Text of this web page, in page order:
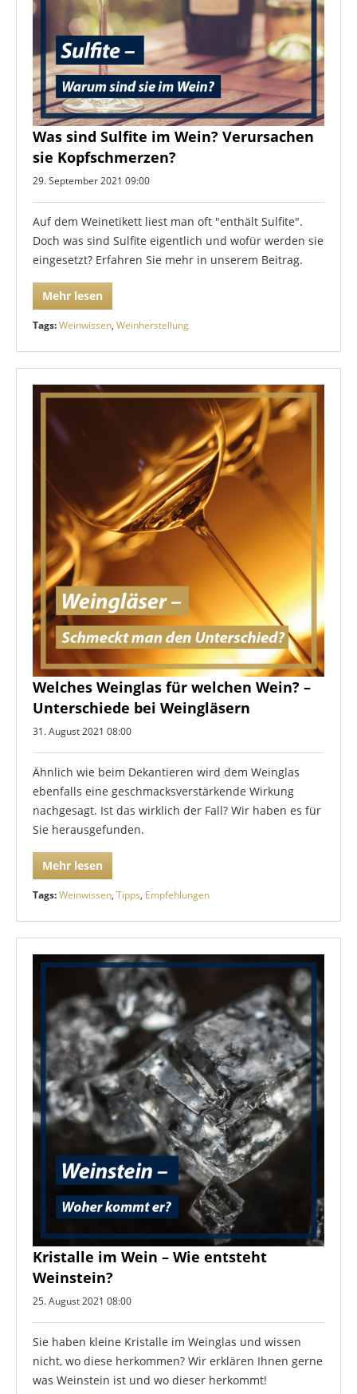
Was sind Sulfite im Wein? Verursachen
sie Kopfschmerzen?
29. September 2021 09:00
Auf dem Weinetikett liest man oft "enthält Sulfite".
Doch was sind Sulfite eigentlich und wofür werden sie
eingesetzt? Erfahren Sie mehr in unserem Beitrag.
Mehr lesen
Tags:Weinwissen, Weinherstellung
Welches Weinglas für welchen Wein? –
Unterschiede bei Weingläsern
31. August 2021 08:00
Ähnlich wie beim Dekantieren wird dem Weinglas
ebenfalls eine geschmacksverstärkende Wirkung
nachgesagt. Ist das wirklich der Fall? Wir haben es für
Sie herausgefunden.
Mehr lesen
Tags:Weinwissen, Tipps, Empfehlungen
Kristalle im Wein – Wie entsteht
Weinstein?
25. August 2021 08:00
Sie haben kleine Kristalle im Weinglas und wissen
nicht, wo diese herkommen? Wir erklären Ihnen gerne
was Weinstein ist und wo dieser herkommt!